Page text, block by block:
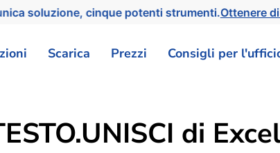
soluzione, cinque potenti strumenti.Ottenere
Scarica Prezzi Consigli per
di